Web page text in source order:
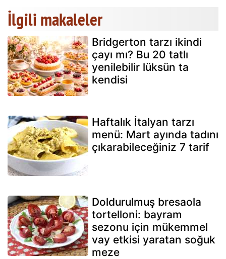
İlgili makaleler
Bridgerton tarzı ikindi
çayı mı? Bu 20 tatlı
yenilebilir lüksün ta
kendisi
Haftalık İtalyan tarzı
menü: Mart ayında tadını
çıkarabileceğiniz 7 tarif
Doldurulmuş bresaola
tortelloni: bayram
sezonu için mükemmel
vay etkisi yaratan soğuk
meze